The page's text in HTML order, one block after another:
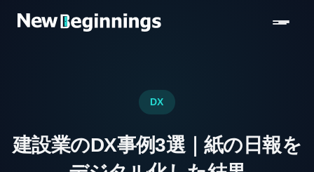
DX
建設業のDX事例3選｜紙の日報を